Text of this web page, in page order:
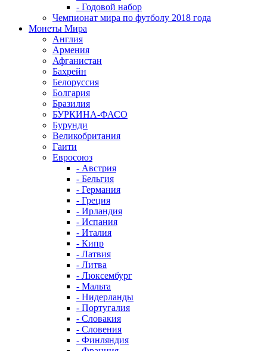
- Годовой набор
Чемпионат мира по футболу 2018 года
Монеты Мира
Англия
Армения
Афганистан
Бахрейн
Белоруссия
Болгария
Бразилия
БУРКИНА-ФАСО
Бурунди
Великобритания
Гаити
Евросоюз
- Австрия
- Бельгия
- Германия
- Греция
- Ирландия
- Испания
- Италия
- Кипр
- Латвия
- Литва
- Люксембург
- Мальта
- Нидерланды
- Португалия
- Словакия
- Словения
- Финляндия